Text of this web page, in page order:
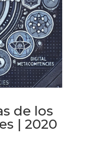
de los
| 2020